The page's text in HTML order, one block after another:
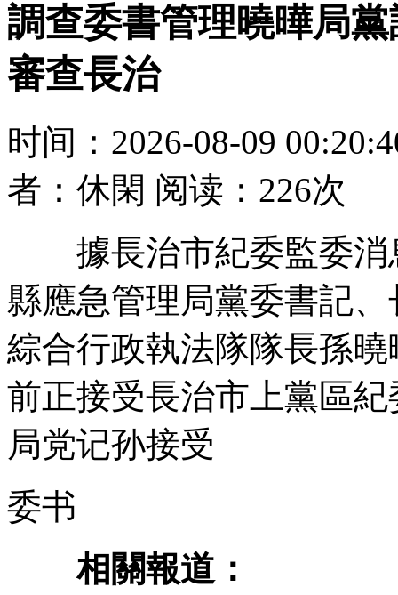
調查委書管理曉曄局
審查長治
时间：2026-08-09
者：休閑 阅读：226次
據長治市紀委監委消
縣應急管理局黨委書記、
綜合行政執法隊隊長孫
前正接受長治市上黨區
局党记孙接受
委书
相關報道：